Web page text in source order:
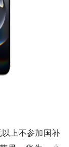
上不参加国补